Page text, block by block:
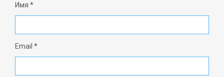
Имя *
Email *